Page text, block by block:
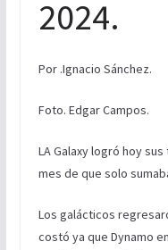
2024.
Por .Ignacio Sánchez.
Foto. Edgar Campos.
LA Galaxy logró hoy
mes de que solo
Los galácticos
costó ya que Dynamo